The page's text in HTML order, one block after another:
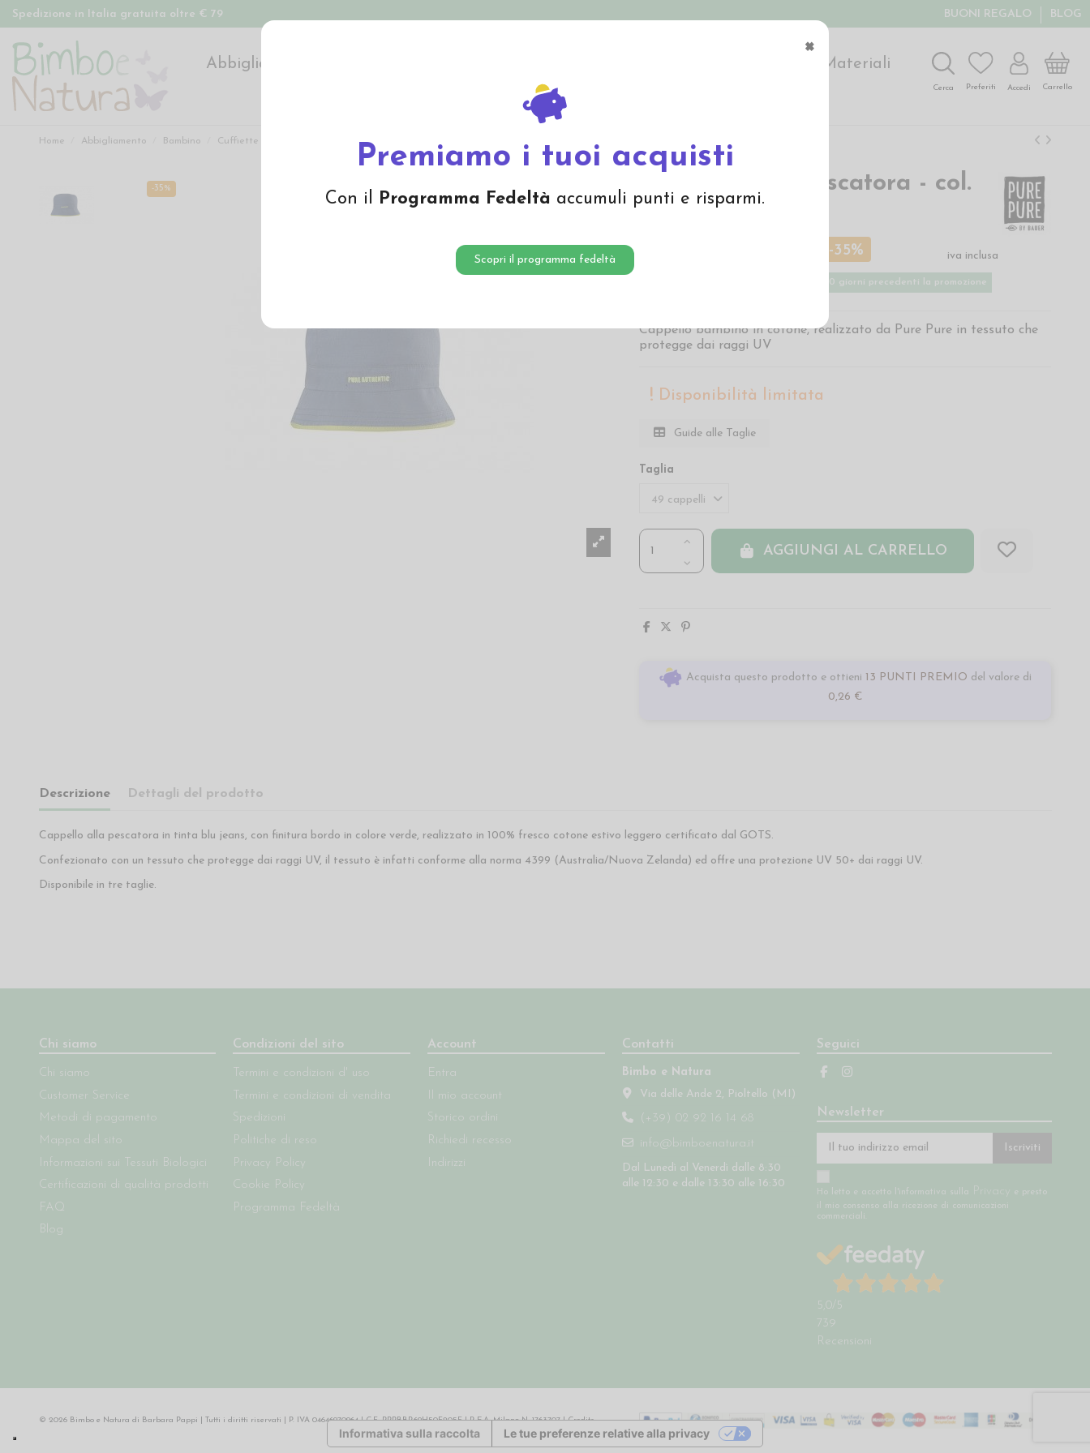
×
Premiamo i tuoi acquisti
Con il Programma Fedeltà accumuli punti e risparmi.
Scopri il programma fedeltà
Spedizione in Italia gratuita oltre € 79 BUONI REGALO BLOG
Abbigliamento
Materiali
Offerte
Cerca Preferiti Accedi Carrello
Home Abbigliamento Bambino Cuffiette e cappelli Cappello alla pescatora - col. jeans
-35%
Cappello alla pescatora - col.
-35% iva inclusa
12,68 € Prezzo più basso applicato nei 30 giorni precedenti la promozione
Cappello bambino in cotone, realizzato da Pure Pure in tessuto che
protegge dai raggi UV
Disponibilità limitata
Guide alle Taglie
Taglia
AGGIUNGI AL CARRELLO
Acquista questo prodotto e ottieni 13 PUNTI PREMIO del valore di
0,26 €
Descrizione Dettagli del prodotto
Cappello alla pescatora in tinta blu jeans, con finitura bordo in colore verde, realizzato in 100% fresco cotone estivo leggero certificato dal GOTS.
Confezionato con un tessuto che protegge dai raggi UV, il tessuto è infatti conforme alla norma 4399 (Australia/Nuova Zelanda) ed offre una protezione UV 50+ dai raggi UV.
Disponibile in tre taglie.
Chi siamo
Chi siamo
Customer Service
Metodi di pagamento
Mappa del sito
Informazioni sui Tessuti Biologici
Certificazioni di qualità prodotti
FAQ
Blog
Condizioni del sito
Termini e condizioni d' uso
Termini e condizioni di vendita
Spedizioni
Politiche di reso
Privacy Policy
Cookie Policy
Programma Fedeltà
Account
Entra
Il mio account
Storico ordini
Richiedi recesso
Indirizzi
Contatti
Bimbo e Natura
Via delle Ande 2, Pioltello (MI)
(+39) 02 92 16 14 68
info@bimboenatura.it
Dal Lunedì al Venerdì dalle 8:30
alle 12:30 e dalle 13:30 alle 16:30
Seguici
Newsletter
Iscriviti
Ho letto e accetto l'informativa sulla Privacy
e presto
il mio consenso alla ricezione di comunicazioni
commerciali.
5,0/5
739
Recensioni
© 2026 Bimbo e Natura di Barbara Pappi | Tutti i diritti riservati | P. IVA 04646970964 | C.F. PPPBBR69H50F205F | R.E.A. Milano N. 1763707 |Credits
Informativa sulla raccolta Le tue preferenze relative alla privacy